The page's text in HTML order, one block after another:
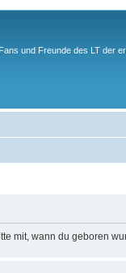
und Freunde des LT der
mit, wann du geboren